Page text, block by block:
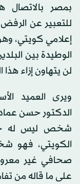
بمصر بالاتصال
للتعبير عن الرفض
إعلامي كويتي،
الوطيدة بين
لن يتهاون إزاء
ويرى العميد
الدكتور حسن
شخص ليس له
الكويتي، فهو
صحافي غير
على ما قاله من